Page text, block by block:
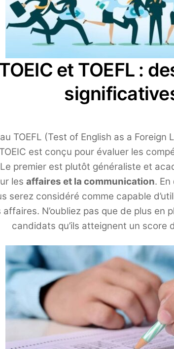
et TOEFL :
TOEFL (Test of English as a
est conçu pour évaluer les
premier est plutôt généraliste et
lesaffaires et la communication.
serez considéré comme capable
affaires. N’oubliez pas que de plus
candidats qu’ils atteignent un score